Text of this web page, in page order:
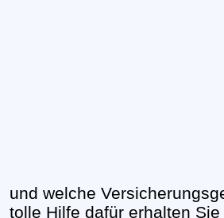
und welche
tolle Hilfe dafür erhalten Sie